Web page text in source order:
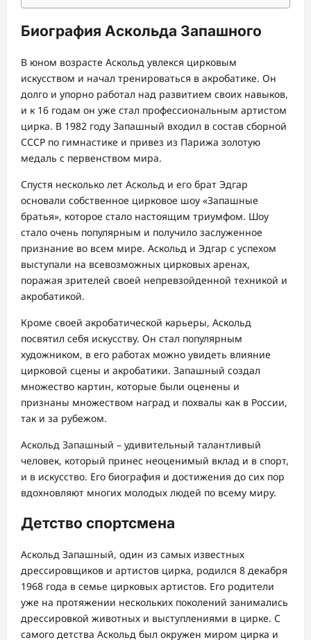
Биография Аскольда Запашного
В юном возрасте Аскольд увлекся цирковым
искусством и начал тренироваться в акробатике. Он
долго и упорно работал над развитием своих навыков,
и к 16 годам он уже стал профессиональным артистом
цирка. В 1982 году Запашный входил в состав сборной
СССР по гимнастике и привез из Парижа золотую
медаль с первенством мира.
Спустя несколько лет Аскольд и его брат Эдгар
основали собственное цирковое шоу «Запашные
братья», которое стало настоящим триумфом. Шоу
стало очень популярным и получило заслуженное
признание во всем мире. Аскольд и Эдгар с успехом
выступали на всевозможных цирковых аренах,
поражая зрителей своей непревзойденной техникой и
акробатикой.
Кроме своей акробатической карьеры, Аскольд
посвятил себя искусству. Он стал популярным
художником, в его работах можно увидеть влияние
цирковой сцены и акробатики. Запашный создал
множество картин, которые были оценены и
признаны множеством наград и похвалы как в России,
так и за рубежом.
Аскольд Запашный – удивительный талантливый
человек, который принес неоценимый вклад и в спорт,
и в искусство. Его биография и достижения до сих пор
вдохновляют многих молодых людей по всему миру.
Детство спортсмена
Аскольд Запашный, один из самых известных
дрессировщиков и артистов цирка, родился 8 декабря
1968 года в семье цирковых артистов. Его родители
уже на протяжении нескольких поколений занимались
дрессировкой животных и выступлениями в цирке. С
самого детства Аскольд был окружен миром цирка и